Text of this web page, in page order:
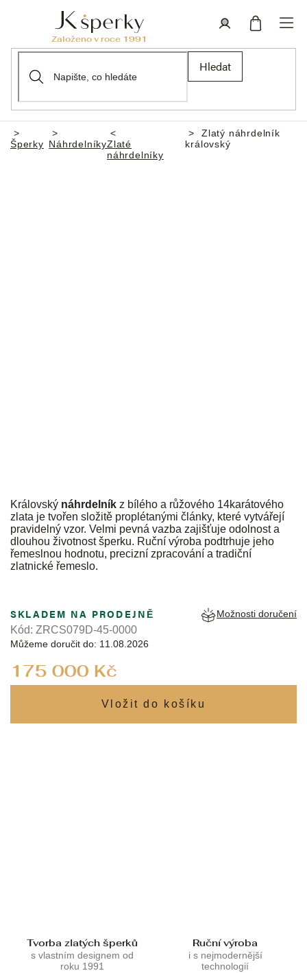
Hledat
Domů
Šperky NáhrdelníkyZlaté
náhrdelníky
Zlatý náhrdelník
královský
Královský náhrdelník z bílého a růžového 14karátového
zlata je tvořen složitě proplétanými články, které vytvářejí
pravidelný vzor. Velmi pevná vazba zajišťuje odolnost a
dlouhou životnost šperku. Ruční výroba podtrhuje jeho
řemeslnou hodnotu, precizní zpracování a tradiční
zlatnické řemeslo.
175 000 Kč
SKLADEM NA PRODEJNĚ
Můžeme doručit do: 11.08.2026
Možnosti doručení
Kód: ZRCS079D-45-0000
Tvorba zlatých šperků
s vlastním designem od
roku 1991
Ruční výroba
i s nejmodernější
technologií